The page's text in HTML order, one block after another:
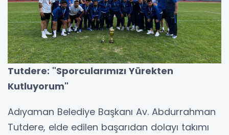
Tutdere: "Sporcularımızı Yürekten
Kutluyorum"
Adıyaman Belediye Başkanı Av. Abdurrahman
Tutdere, elde edilen başarıdan dolayı takımı